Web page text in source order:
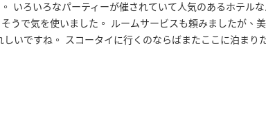
いろいろなパーティーが催されていて人気のあるホテル
うで気を使いました。 ルームサービスも頼みましたが、
いですね。 スコータイに行くのならばまたここに泊まり